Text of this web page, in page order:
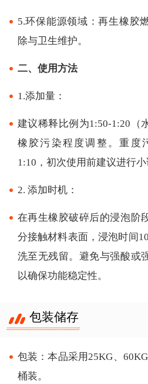
5.环保能源领域：再生橡胶
除与卫生维护。
二、使用方法
1.添加量：
建议稀释比例为1:50-1:20（
橡胶污染程度调整。重度
1:10，初次使用前建议进行小
2. 添加时机：
在再生橡胶破碎后的浸泡阶
分接触材料表面，浸泡时间
洗至无残留。避免与强酸或
以确保功能稳定性。
包装储存
包装：本品采用25KG、
桶装。